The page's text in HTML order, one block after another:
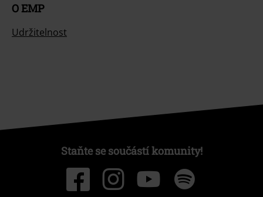
O EMP
Udržitelnost
Staňte se součástí komunity!